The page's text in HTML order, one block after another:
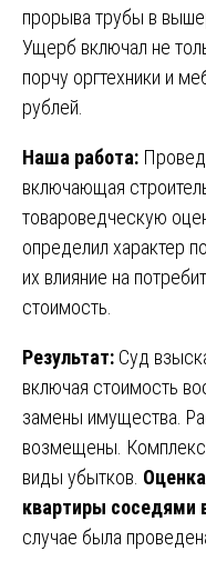
прорыва трубы в
Ущерб включал не
порчу оргтехники и
рублей.
Наша работа:
включающая
товароведческую
определил характер
их влияние на
стоимость.
Результат: Суд
включая стоимость
замены имущества.
возмещены.
виды убытков.
квартиры соседями
случае была